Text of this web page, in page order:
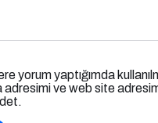
yorum yaptığımda
adresimi ve web site